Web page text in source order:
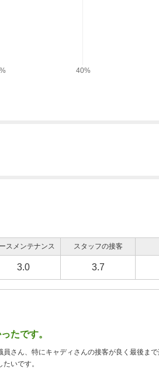
40%
スメンテナンス スタッフの接客
3.0 3.7
たです。
員さん、特にキャディさんの接客が良く最後まで
いです。